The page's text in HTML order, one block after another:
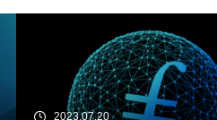
2023.07.20